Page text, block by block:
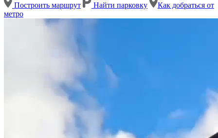
Построить маршрут
Найти парковку
Как добраться от
метро